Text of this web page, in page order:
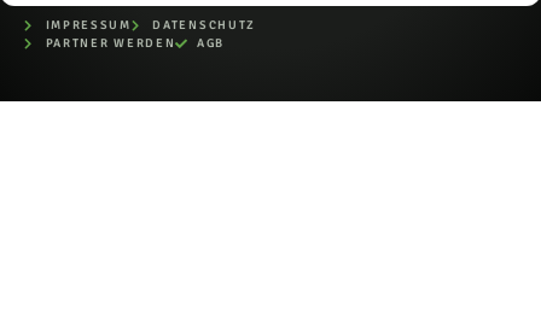
IMPRESSUM
DATENSCHUTZ
PARTNER WERDEN
AGB